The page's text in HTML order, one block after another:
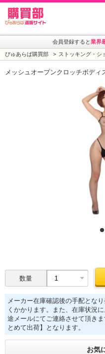
会員登録すると業界
ぴゅあらば購買部 ストッキング・シ
メッシュオープンクロッチボデ
数量
メーカー在庫確認後の手配とな
くかかります。また、在庫状況
途メールにてご連絡させて頂き
とめて出荷】となります。
お気